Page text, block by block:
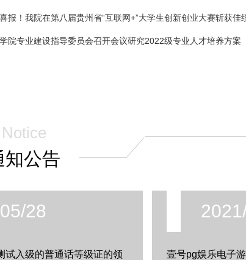
喜报！我院在第八届贵州省“互联网+”大学生创新创业大赛斩获佳
学院专业建设指导委员会召开会议研究2022级专业人才培养方案
Notice
知公告
28
试入级的普通话等级证的领
壹号pg娱乐电子